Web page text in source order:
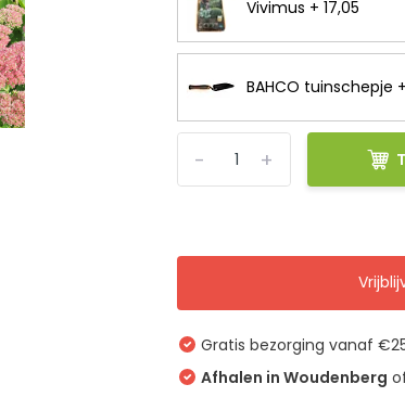
Vivimus + 17,05
BAHCO tuinschepje
+
-
Gratis bezorging vanaf
Afhalen in Woudenberg